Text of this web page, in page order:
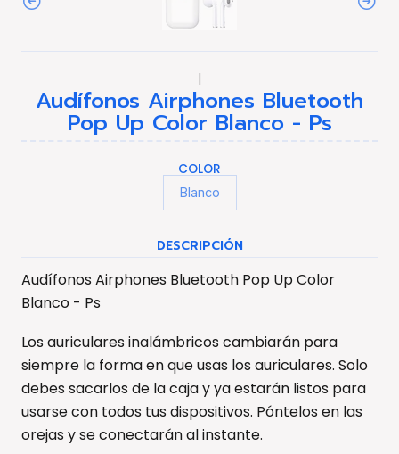
|
Audífonos Airphones Bluetooth
Pop Up Color Blanco - Ps
COLOR
Blanco
DESCRIPCIÓN
Audífonos Airphones Bluetooth Pop Up Color
Blanco - Ps
Los auriculares inalámbricos cambiarán para
siempre la forma en que usas los auriculares. Solo
debes sacarlos de la caja y ya estarán listos para
usarse con todos tus dispositivos. Póntelos en las
orejas y se conectarán al instante.